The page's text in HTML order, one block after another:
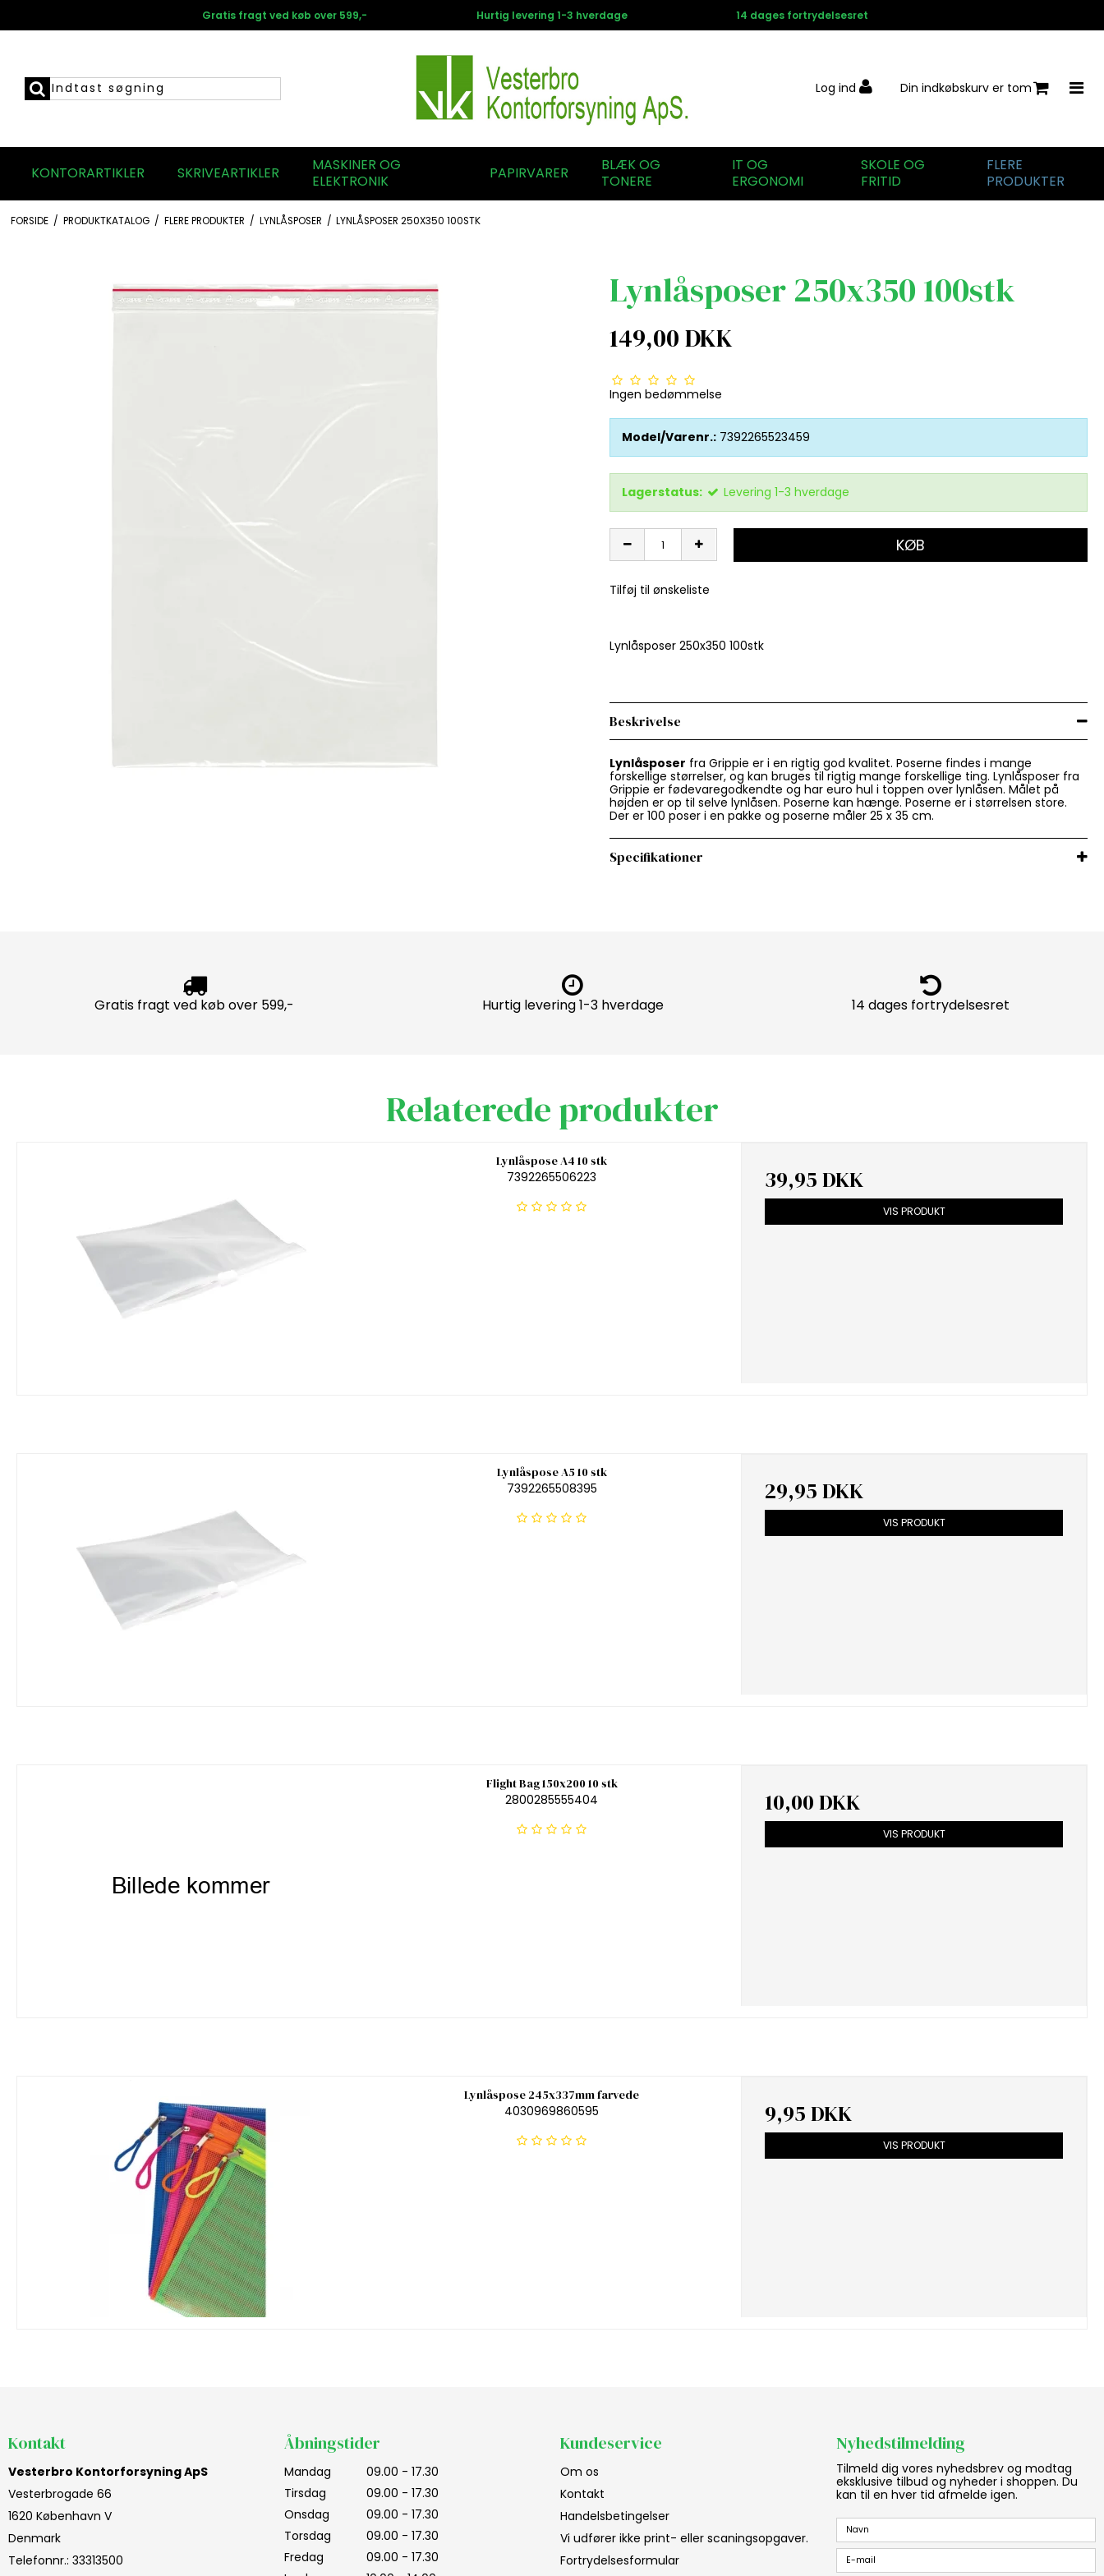
Gratis fragt ved køb over 599,- Hurtig levering 1-3 hverdage 14 dages fortrydelsesret
Log ind Din indkøbskurv er tom
KONTORARTIKLER SKRIVEARTIKLER
MASKINER OG
ELEKTRONIK
PAPIRVARER
BLÆK OG
TONERE
IT OG
ERGONOMI
SKOLE OG
FRITID
FLERE
PRODUKTER
FORSIDE / PRODUKTKATALOG / FLERE PRODUKTER / LYNLÅSPOSER / LYNLÅSPOSER 250X350 100STK
Lynlåsposer 250x350 100stk
149,00 DKK
Ingen bedømmelse
Model/Varenr.: 7392265523459
Lagerstatus: Levering 1-3 hverdage
KØB
Tilføj til ønskeliste
Lynlåsposer 250x350 100stk
Beskrivelse
Lynlåsposer fra Grippie er i en rigtig god kvalitet. Poserne findes i mange
forskellige størrelser, og kan bruges til rigtig mange forskellige ting. Lynlåsposer fra
Grippie er fødevaregodkendte og har euro hul i toppen over lynlåsen. Målet på
højden er op til selve lynlåsen. Poserne kan hænge. Poserne er i størrelsen store.
Der er 100 poser i en pakke og poserne måler 25 x 35 cm.
Specifikationer
Gratis fragt ved køb over 599,- Hurtig levering 1-3 hverdage 14 dages fortrydelsesret
Relaterede produkter
Lynlåspose A4 10 stk
7392265506223
39,95 DKK
VIS PRODUKT
Lynlåspose A5 10 stk
7392265508395
29,95 DKK
VIS PRODUKT
Flight Bag 150x200 10 stk
2800285555404
10,00 DKK
VIS PRODUKT
Lynlåspose 245x337mm farvede
4030969860595
9,95 DKK
VIS PRODUKT
Kontakt
Vesterbro Kontorforsyning ApS
Vesterbrogade 66
1620 København V
Denmark
Telefonnr.: 33313500
Åbningstider
Mandag
09.00 - 17.30
Tirsdag
09.00 - 17.30
Onsdag
09.00 - 17.30
Torsdag
09.00 - 17.30
Fredag
09.00 - 17.30
Kundeservice
Om os
Kontakt
Handelsbetingelser
Vi udfører ikke print- eller scaningsopgaver.
Fortrydelsesformular
Nyhedstilmelding
Tilmeld dig vores nyhedsbrev og modtag
eksklusive tilbud og nyheder i shoppen. Du
kan til en hver tid afmelde igen.